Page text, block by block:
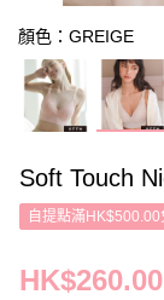
顏色：GREIGE
Soft Touch
自提點滿HK$500.00
HK$260.00